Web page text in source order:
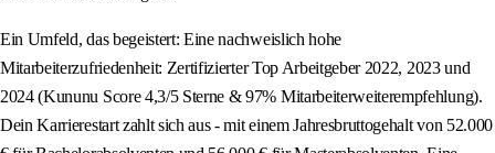
Ein Umfeld, das begeistert: Eine nachweislich hohe
Mitarbeiterzufriedenheit: Zertifizierter Top Arbeitgeber 2022, 2023 und
2024 (Kununu Score 4,3/5 Sterne & 97% Mitarbeiterweiterempfehlung).
Dein Karrierestart zahlt sich aus - mit einem Jahresbruttogehalt von 52.000